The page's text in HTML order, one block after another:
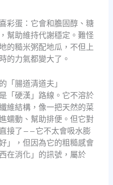
彩蛋：它會和膽固醇、糖
幫助維持代謝穩定。難怪
的糙米粥配地瓜，不但上
的力氣都變大了。
「腸道清道夫」
「硬漢」路線。它不溶於
維結構，像一把天然的菜
蠕動、幫助排便。但它對
接了——它不太會吸水膨
」，但因為它的粗糙感會
在消化」的訊號，屬於